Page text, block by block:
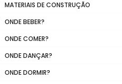
MATERIAIS DE CONSTRUÇÃO
ONDE BEBER?
ONDE COMER?
ONDE DANÇAR?
ONDE DORMIR?